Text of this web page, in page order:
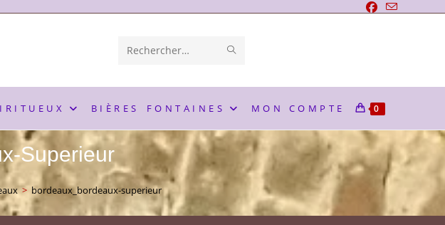
Rechercher
ce
site
RECHERCHE
BIÈRES FONTAINES MON COMPTE 0
Superieur
> bordeaux_bordeaux-superieur